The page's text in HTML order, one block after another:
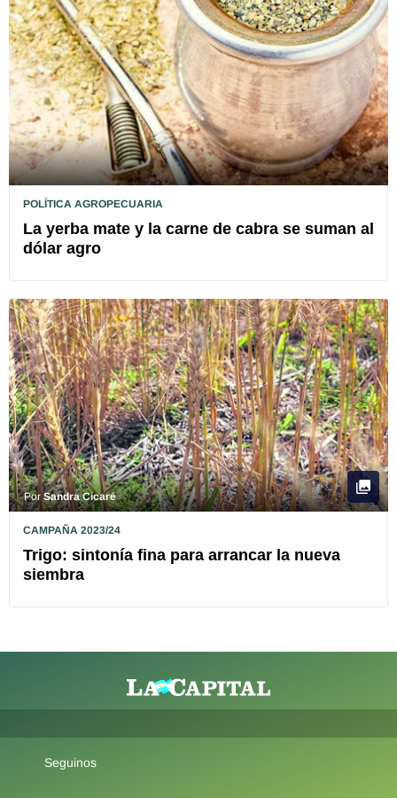
POLÍTICA AGROPECUARIA
La yerba mate y la carne de cabra se suman al
dólar agro
PorSandra Cicaré
CAMPAÑA 2023/24
Trigo: sintonía fina para arrancar la nueva
siembra
Seguinos